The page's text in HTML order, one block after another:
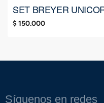
SET BREYER
$150.000
Síguenos en redes